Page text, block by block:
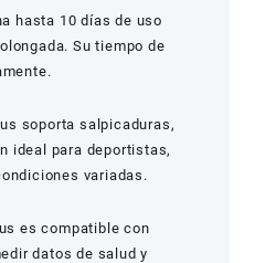
hasta 10 días de uso
Su tiempo de
soporta salpicaduras,
ideal para deportistas,
variadas.
es compatible con
datos de salud y